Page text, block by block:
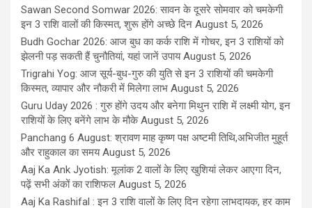
Sawan Second Somwar 2026: सावन के दूसरे सोमवार को चमकेगी
इन 3 राशि वालों की किस्मत, शुरू होंगे अच्छे दिन August 5, 2026
Budh Gochar 2026: आज बुध का कर्क राशि में गोचर, इन 3 राशियों को
झेलनी पड़ सकती हैं चुनौतियां, यहां जानें उपाय August 5, 2026
Trigrahi Yog: आज सूर्य-बुध-गुरु की युति से इन 3 राशियों की चमकेगी
किस्मत, व्यापार और नौकरी में मिलेगा लाभ August 5, 2026
Guru Uday 2026 : गुरु होंगे उदय और बनेगा मिथुन राशि में लक्ष्मी योग, इन
राशियों के लिए बनेंगे लाभ के मौके August 5, 2026
Panchang 6 August: श्रावण माह कृष्ण पक्ष अष्टमी तिथि,अभिजीत मुहूर्त
और राहुकाल का समय August 5, 2026
Aaj Ka Ank Jyotish: मूलांक 2 वालों के लिए खुशियां लेकर आएगा दिन,
पढ़ें सभी अंकों का राशिफल August 5, 2026
Aaj Ka Rashifal : इन 3 राशि वालों के लिए दिन रहेगा लाभदायक, हर काम